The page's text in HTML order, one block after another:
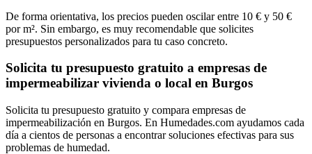
De forma orientativa, los precios pueden oscilar entre 10 € y 50 €
por m². Sin embargo, es muy recomendable que solicites
presupuestos personalizados para tu caso concreto.
Solicita tu presupuesto gratuito a empresas de
impermeabilizar vivienda o local en Burgos
Solicita tu presupuesto gratuito y compara empresas de
impermeabilización en Burgos. En Humedades.com ayudamos cada
día a cientos de personas a encontrar soluciones efectivas para sus
problemas de humedad.